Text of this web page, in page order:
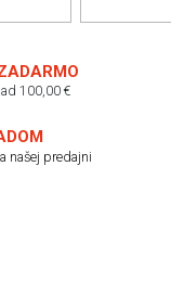
100,00 €
našej predajni